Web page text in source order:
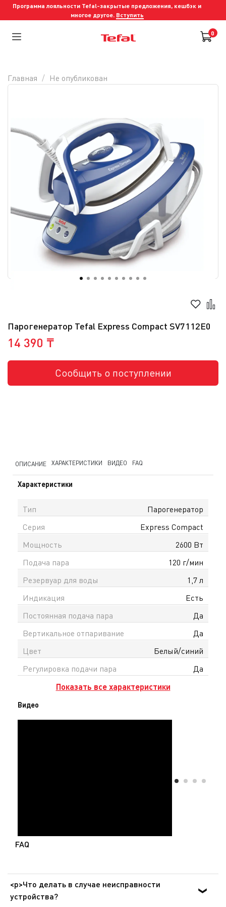
Программа лояльности Tefal-закрытые предложения, кешбэк и
многое другое. Вступить
0
Парогенератор Tefal Express Compact SV7112E0
14 390 ₸
Сообщить о поступлении
Главная Не опубликован
ОПИСАНИЕ ХАРАКТЕРИСТИКИ ВИДЕО FAQ
Характеристики
Тип
Парогенератор
Серия
Express Compact
Мощность
2600 Вт
Подача пара
120 г/мин
Резервуар для воды
1,7 л
Индикация
Есть
Постоянная подача пара
Да
Вертикальное отпаривание
Да
Цвет
Белый/синий
Регулировка подачи пара
Да
Показать все характеристики
Видео
FAQ
<p>Что делать в случае неисправности
устройства?